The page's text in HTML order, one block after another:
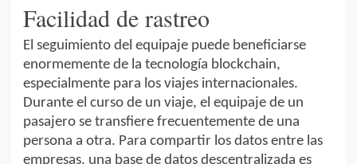
Facilidad de rastreo
El seguimiento del equipaje puede beneficiarse
enormemente de la tecnología blockchain,
especialmente para los viajes internacionales.
Durante el curso de un viaje, el equipaje de un
pasajero se transfiere frecuentemente de una
persona a otra. Para compartir los datos entre las
empresas, una base de datos descentralizada es